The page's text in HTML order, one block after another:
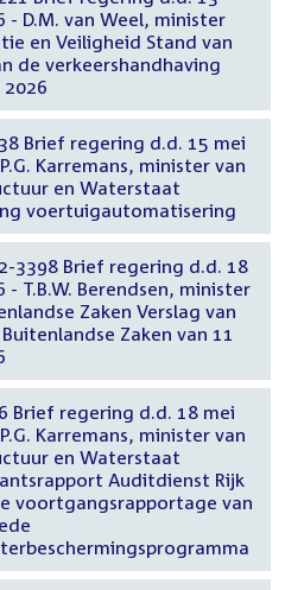
- D.M. van Weel, minister
en Veiligheid Stand van
de verkeershandhaving
Brief regering d.d. 15 mei
Karremans, minister van
en Waterstaat
voertuigautomatisering
3398 Brief regering d.d. 18
- T.B.W. Berendsen, minister
Zaken Verslag van
Zaken van 11
Brief regering d.d. 18 mei
Karremans, minister van
en Waterstaat
Auditdienst Rijk
voortgangsrapportage van